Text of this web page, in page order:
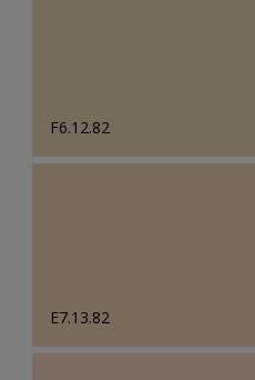
F6.12.82
E7.13.82